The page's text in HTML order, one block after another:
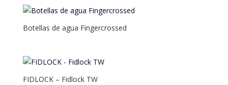
Botellas de agua Fingercrossed
FIDLOCK – Fidlock TW